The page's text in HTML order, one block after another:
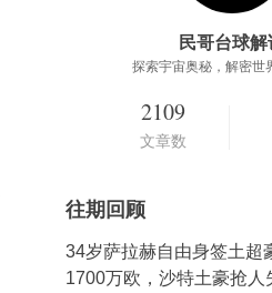
民哥台球解
探索宇宙奥秘，解密世
2109
文章数
往期回顾
34岁萨拉赫自由身签土超
1700万欧，沙特土豪抢人